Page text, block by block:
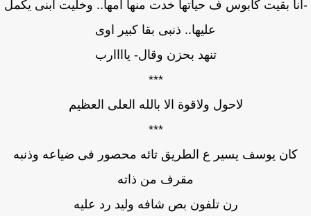
بقيت كابوس ف حياتها خدت منها امها.. وخليت ابنى يكمل
عليها.. ذنبى بقا كبير اوى
تنهد بحزن وقال- ياااارب
***
لاحول ولاقوة الا بالله العلى العظيم
***
كان يوسف يسير ع الطريق تائه محصور فى ضياعه وذنبه
مقرف من ذاته
رن تلفون بص شافه وليد رد عليه